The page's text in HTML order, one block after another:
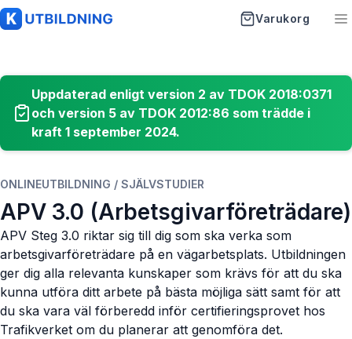
K-Utbildning
Varukorg
Startsida
Utbildningar
Artiklar
Vanliga frågor
Om oss
Kontakt
Uppdaterad enligt version 2 av TDOK 2018:0371
och version 5 av TDOK 2012:86 som trädde i
kraft 1 september 2024.
ONLINEUTBILDNING / SJÄLVSTUDIER
APV 3.0 (Arbetsgivarföreträdare)
APV Steg 3.0 riktar sig till dig som ska verka som
arbetsgivarföreträdare på en vägarbetsplats. Utbildningen
ger dig alla relevanta kunskaper som krävs för att du ska
kunna utföra ditt arbete på bästa möjliga sätt samt för att
du ska vara väl förberedd inför certifieringsprovet hos
Trafikverket om du planerar att genomföra det.